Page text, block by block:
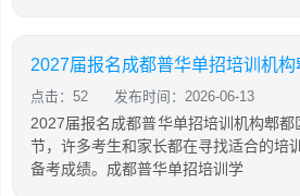
2027届报名成都普华单招培训机
点击：52 发布时间：2026-06-13
2027届报名成都普华单招培训机构郫
节，许多考生和家长都在寻找适合的培
备考成绩。成都普华单招培训学